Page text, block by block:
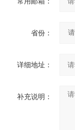
省份：
详细地址：
补充说明：